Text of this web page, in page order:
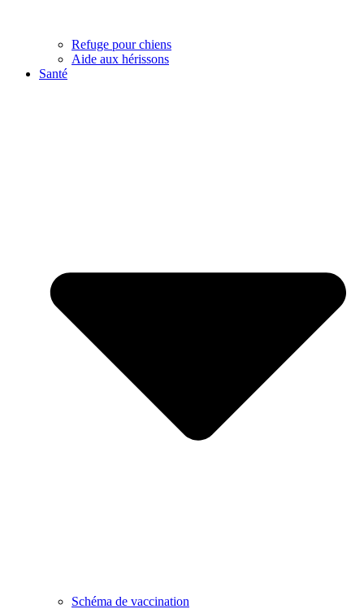
Refuge pour chiens
Aide aux hérissons
Santé
Schéma de vaccination